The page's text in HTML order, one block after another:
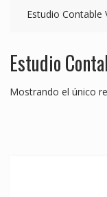
Estudio Contable
Estudio
Mostrando el único